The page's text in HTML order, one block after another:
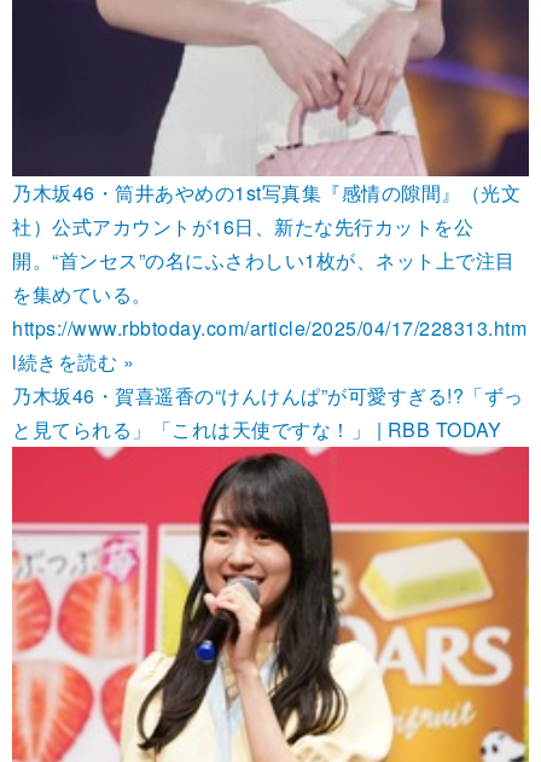
乃木坂46・筒井あやめの1st写真集『感情の隙間』（光文
社）公式アカウントが16日、新たな先行カットを公
開。“首ンセス”の名にふさわしい1枚が、ネット上で注目
を集めている。
https://www.rbbtoday.com/article/2025/04/17/228313.htm
l続きを読む »
乃木坂46・賀喜遥香の“けんけんぱ”が可愛すぎる!?「ずっ
と見てられる」「これは天使ですな！」 | RBB TODAY